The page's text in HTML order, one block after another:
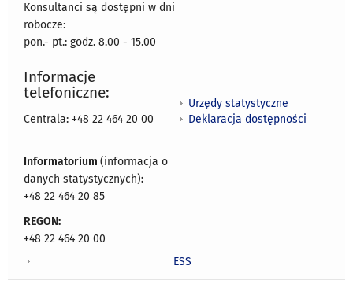
Konsultanci są dostępni w dni
robocze:
pon.- pt.: godz. 8.00 - 15.00
Informacje
telefoniczne:
Centrala: +48 22 464 20 00
Informatorium (informacja o
danych statystycznych):
+48 22 464 20 85
REGON:
+48 22 464 20 00
Urzędy statystyczne
Deklaracja dostępności
ESS